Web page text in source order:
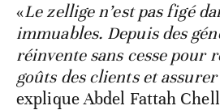
«Le zellige n’est pas figé
immuables. Depuis des
réinvente sans cesse pour
goûts des clients et
explique Abdel Fattah